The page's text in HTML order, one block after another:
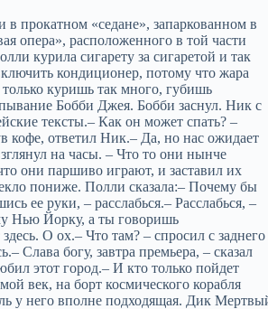
прокатном «седане», запаркованном в
опера», расположенного в той части
курила сигарету за сигаретой и так
кондиционер, потому что жара
куришь так много, губишь
Бобби Джея. Бобби заснул. Ник с
тексты.– Как он может спать? –
кофе, ответил Ник.– Да, но нас ожидает
на часы. – Что то они нынче
они паршиво играют, и заставил их
пониже. Полли сказала:– Почему бы
ее руки, – расслабься.– Расслабься, –
Нью Йорку, а ты говоришь
О ох.– Что там? – спросил с заднего
Слава богу, завтра премьера, – сказал
этот город.– И кто только пойдет
век, на борт космического корабля
у него вполне подходящая. Дик